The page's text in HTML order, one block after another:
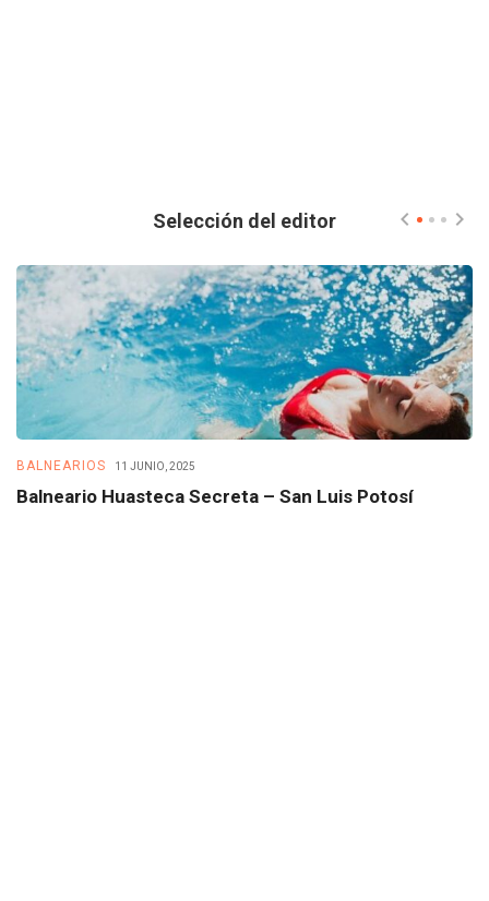
Selección del editor
BALNEARIOS 11 JUNIO, 2025
Balneario Huasteca Secreta – San Luis Potosí